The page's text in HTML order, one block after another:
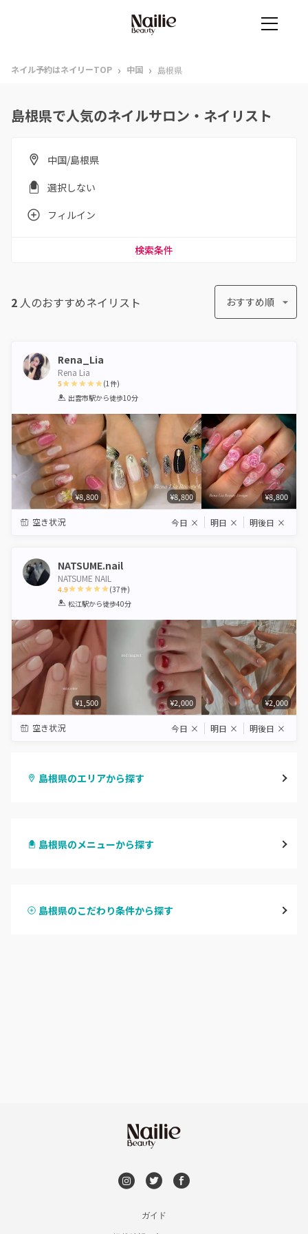
ネイル予約はネイリーTOP › 中国 › 島根県
島根県で人気のネイルサロン・ネイリスト
中国/島根県
選択しない
フィルイン
検索条件
2 人のおすすめネイリスト おすすめ順
Rena_Lia
Rena Lia
5
1 2 3 4 5
(1件)
出雲市駅から徒歩10分
¥8,800 ¥8,800 ¥8,800
空き状況 今日 × 明日 × 明後日 ×
NATSUME.nail
NATSUME NAIL
4.9
1 2 3 4 5
(37件)
松江駅から徒歩40分
¥1,500 ¥2,000 ¥2,000
空き状況 今日 × 明日 × 明後日 ×
島根県のエリアから探す
出雲・雲南
島根県のメニューから探す
ハンドスカルプ
島根県のこだわり条件から探す
ガイド